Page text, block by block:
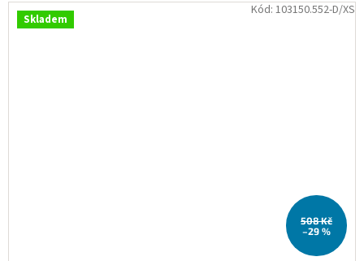
Skladem
508 Kč
–29 %
Kód: 103150.552-D/XS